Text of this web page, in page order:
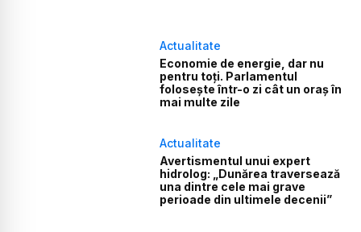
Actualitate
Economie de energie, dar nu
pentru toți. Parlamentul
folosește într-o zi cât un oraș în
mai multe zile
Actualitate
Avertismentul unui expert
hidrolog: „Dunărea traversează
una dintre cele mai grave
perioade din ultimele decenii”